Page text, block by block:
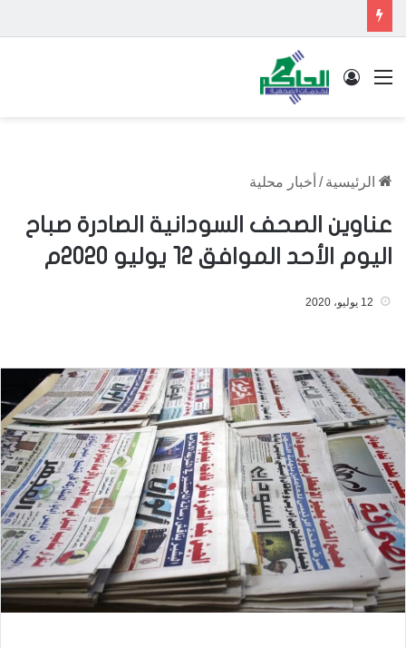
القائمة تسجيل الدخول
الرئيسية / أخبار محلية
عناوين الصحف السودانية الصادرة صباح
اليوم الأحد الموافق 12 يوليو 2020م
12 يوليو، 2020